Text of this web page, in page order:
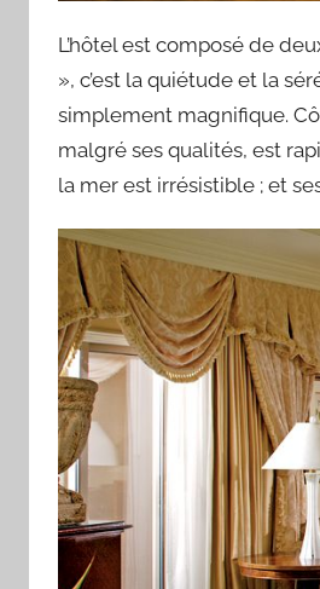
L’hôtel est composé de
», c’est la quiétude et la
simplement magnifique.
malgré ses qualités, est
la mer est irrésistible ; et